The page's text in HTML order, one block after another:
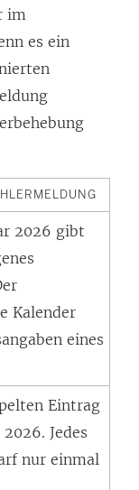
im
es ein
2026 gibt
Kalender
eines
Eintrag
Jedes
nur einmal